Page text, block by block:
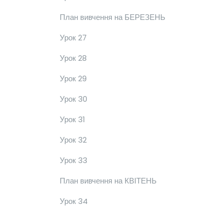
План вивчення на БЕРЕЗЕНЬ
Урок 27
Урок 28
Урок 29
Урок 30
Урок 31
Урок 32
Урок 33
План вивчення на КВІТЕНЬ
Урок 34